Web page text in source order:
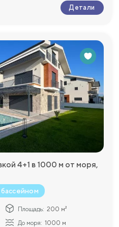
Детали
4+1 в 1000 м от моря,
Площадь: 200 м²
До моря: 1000 м